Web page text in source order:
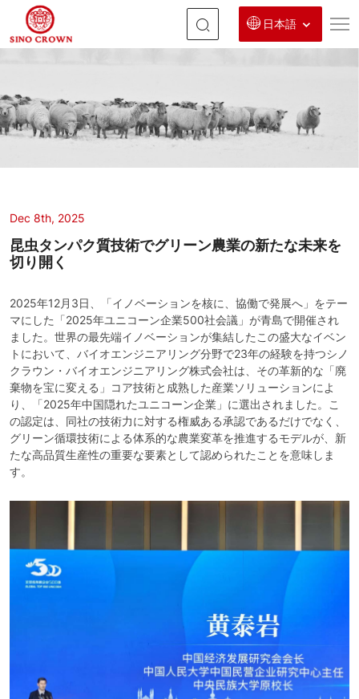
日本語
虫
タ
ン
パ
質
技
術
で
グ
リ
ー
ン
農
業
の
た
Dec 8th, 2025
昆虫タンパク質技術でグリーン農業の新たな未来を
切り開く
2025年12月3日、「イノベーションを核に、協働で発展へ」をテー
マにした「2025年ユニコーン企業500社会議」が青島で開催され
ました。世界の最先端イノベーションが集結したこの盛大なイベン
トにおいて、バイオエンジニアリング分野で23年の経験を持つシノ
クラウン・バイオエンジニアリング株式会社は、その革新的な「廃
棄物を宝に変える」コア技術と成熟した産業ソリューションによ
り、「2025年中国隠れたユニコーン企業」に選出されました。こ
の認定は、同社の技術力に対する権威ある承認であるだけでなく、
グリーン循環技術による体系的な農業変革を推進するモデルが、新
たな高品質生産性の重要な要素として認められたことを意味しま
す。